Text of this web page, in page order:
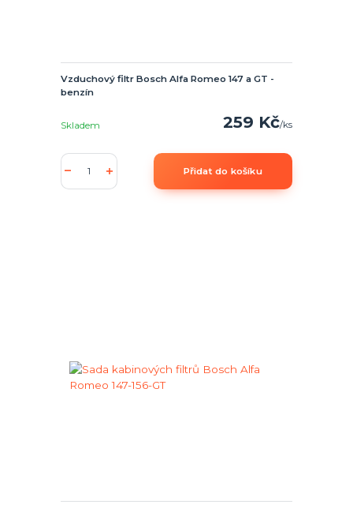
Vzduchový filtr Bosch Alfa Romeo 147 a GT -
benzín
259 Kč/ks
Skladem
Přidat do košíku